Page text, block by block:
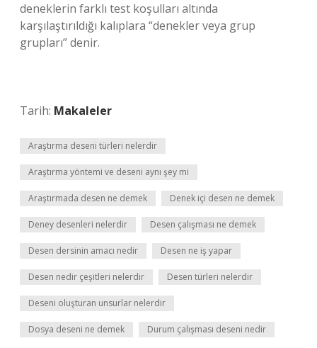
deneklerin farklı test koşulları altında
karşılaştırıldığı kalıplara “denekler veya grup
grupları” denir.
Tarih: Makaleler
Araştırma deseni türleri nelerdir
Araştırma yöntemi ve deseni aynı şey mi
Araştırmada desen ne demek Denek içi desen ne demek
Deney desenleri nelerdir Desen çalışması ne demek
Desen dersinin amacı nedir Desen ne iş yapar
Desen nedir çeşitleri nelerdir Desen türleri nelerdir
Deseni oluşturan unsurlar nelerdir
Dosya deseni ne demek Durum çalışması deseni nedir